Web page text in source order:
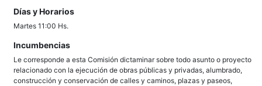
Días y Horarios
Martes 11:00 Hs.
Incumbencias
Le corresponde a esta Comisión dictaminar sobre todo asunto o proyecto
relacionado con la ejecución de obras públicas y privadas, alumbrado,
construcción y conservación de calles y caminos, plazas y paseos,